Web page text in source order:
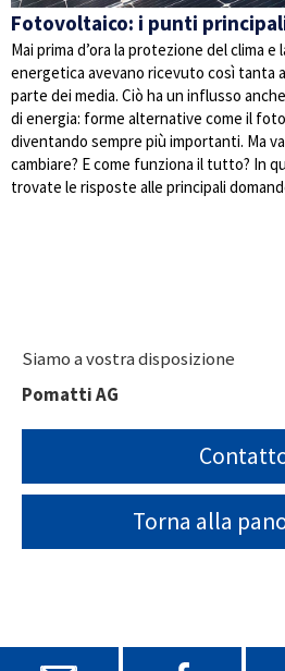
Fotovoltaico: i punti
Mai prima d’ora la protezione del clima e
energetica avevano ricevuto così tanta
parte dei media. Ciò ha un influsso
di energia: forme alternative come il
diventando sempre più importanti. Ma
cambiare? E come funziona il tutto? In
trovate le risposte alle principali
Siamo a vostra disposizione
Pomatti AG
Torna alla